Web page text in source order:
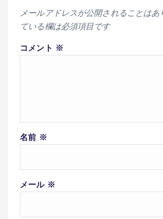
メールアドレスが公開されることはあ
ている欄は必須項目です
コメント ※
名前 ※
メール ※